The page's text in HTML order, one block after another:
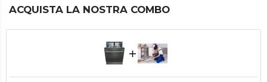
ACQUISTA LA NOSTRA COMBO